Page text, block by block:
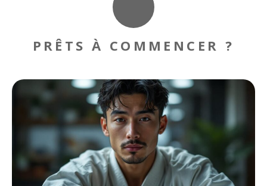
PRÊTS À COMMENCER ?